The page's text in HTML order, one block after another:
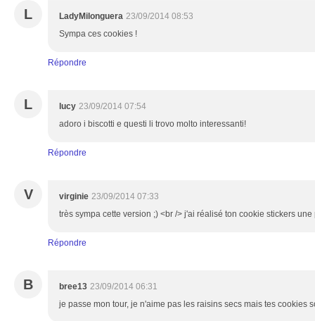
L LadyMilonguera 23/09/2014 08:53
Sympa ces cookies !
Répondre
L lucy 23/09/2014 07:54
adoro i biscotti e questi li trovo molto interessanti!
Répondre
V virginie 23/09/2014 07:33
très sympa cette version ;) <br /> j'ai réalisé ton cookie stickers
Répondre
B bree13 23/09/2014 06:31
je passe mon tour, je n'aime pas les raisins secs mais tes cookies